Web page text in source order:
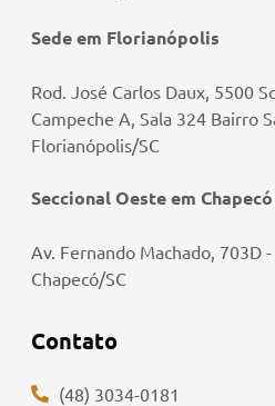
Sede em Florianópolis
Rod. José Carlos Daux, 5500
Campeche A, Sala 324 Bairro
Florianópolis/SC
Seccional Oeste em Chapecó
Av. Fernando Machado, 703D -
Chapecó/SC
Contato
(48) 3034-0181